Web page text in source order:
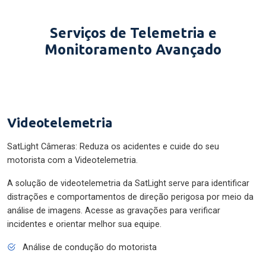
Serviços de Telemetria e
Monitoramento Avançado
Videotelemetria
SatLight Câmeras: Reduza os acidentes e cuide do seu
motorista com a Videotelemetria.
A solução de videotelemetria da SatLight serve para identificar
distrações e comportamentos de direção perigosa por meio da
análise de imagens. Acesse as gravações para verificar
incidentes e orientar melhor sua equipe.
Análise de condução do motorista